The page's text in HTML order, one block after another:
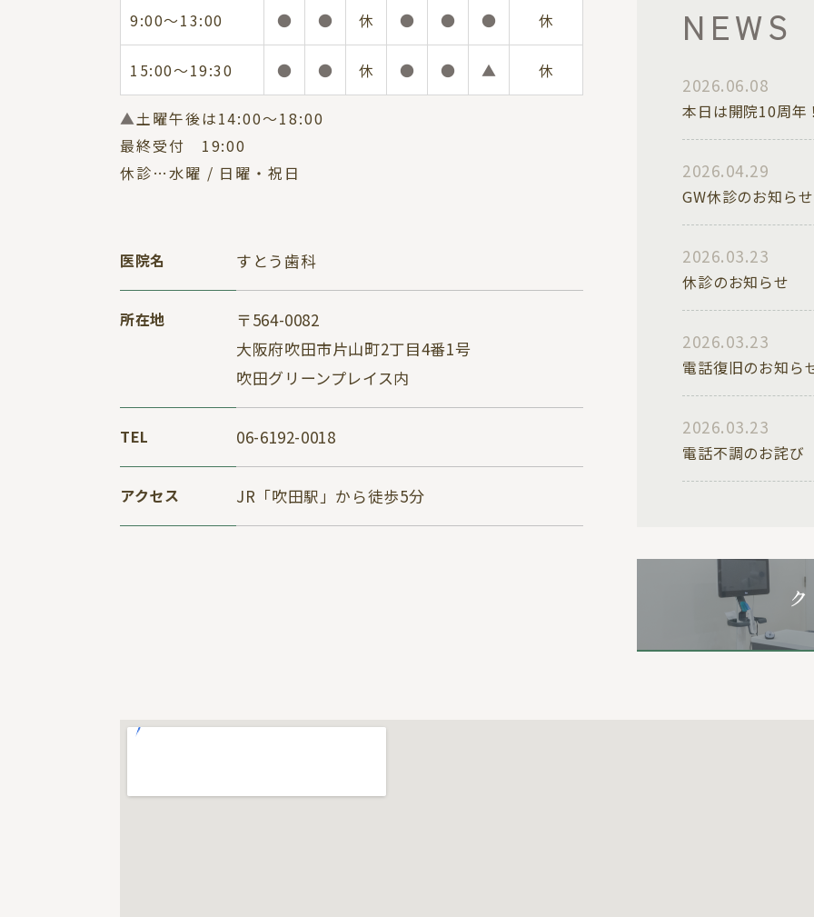
9:00～13:00 ● ● 休 ● ● ● 休
15:00～19:30 ● ● 休 ● ● ▲ 休
▲土曜午後は14:00～18:00
最終受付 19:00
休診…水曜 / 日曜・祝日
医院名 すとう歯科
所在地
〒564-0082
大阪府吹田市片山町2丁目4番1号
吹田グリーンプレイス内
TEL 06-6192-0018
アクセス JR「吹田駅」から徒歩5分
NEWS
2026.06.08
本日は開院10周年
2026.04.29
GW休診のお知らせ
2026.03.23
休診のお知らせ
2026.03.23
電話復旧のお知ら
2026.03.23
電話不調のお詫び